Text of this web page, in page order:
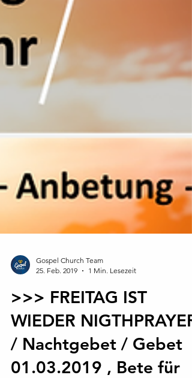
Gospel Church Team
25. Feb. 2019
1 Min. Lesezeit
>>> FREITAG IST